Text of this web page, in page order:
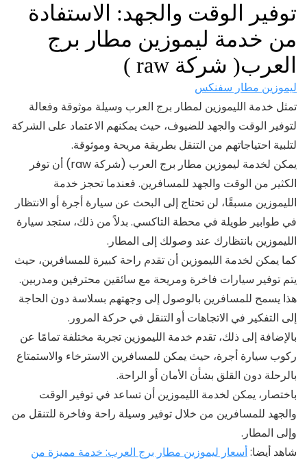
توفير الوقت والجهد: الاستفادة
من خدمة ليموزين مطار برج
العرب( شركة raw )
ليموزين مطار سفنكس
تمثل خدمة الليموزين لمطار برج العرب وسيلة موثوقة وفعالة
لتوفير الوقت والجهد للضيوف، حيث يمكنهم الاعتماد على الشركة
لتلبية احتياجاتهم من التنقل بطريقة مريحة وموثوقة.
يمكن لخدمة ليموزين مطار برج العرب (شركة raw) أن توفر
الكثير من الوقت والجهد للمسافرين. فعندما تحجز خدمة
الليموزين مسبقًا، لن تحتاج إلى البحث عن سيارة أجرة أو الانتظار
في طوابير طويلة في محطة التاكسي. بدلاً من ذلك، ستجد سيارة
الليموزين بانتظارك عند وصولك إلى المطار.
كما يمكن لخدمة الليموزين أن تقدم راحة كبيرة للمسافرين، حيث
يتم توفير سيارات فاخرة ومريحة مع سائقين محترفين ومدربين.
هذا يسمح للمسافرين بالوصول إلى وجهتهم بسلاسة دون الحاجة
إلى التفكير في الاتجاهات أو التنقل في حركة المرور.
بالإضافة إلى ذلك، تقدم خدمة الليموزين تجربة مختلفة تمامًا عن
ركوب سيارة أجرة، حيث يمكن للمسافرين الاسترخاء والاستمتاع
بالرحلة دون القلق بشأن الأمان أو الراحة.
باختصار، يمكن لخدمة الليموزين أن تساعد في توفير الوقت
والجهد للمسافرين من خلال توفير وسيلة راحة وفاخرة للتنقل من
وإلى المطار.
شاهد أيضا:أسعار ليموزين مطار برج العرب: خدمة مميزة من